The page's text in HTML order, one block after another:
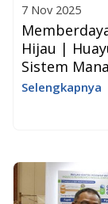
7 Nov 2025
Hijau |
Sistem
Selengkapnya